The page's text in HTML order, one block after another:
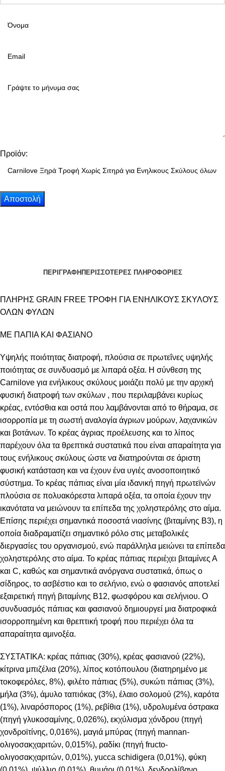
Προϊόν:
ΠΕΡΙΓΡΑΦΗ ΠΕΡΙΣΣΟΤΕΡΕΣ ΠΛΗΡΟΦΟΡΙΕΣ
ΠΛΗΡΗΣ GRAIN FREE ΤΡΟΦΗ ΓΙΑ ΕΝΗΛΙΚΟΥΣ ΣΚΥΛΟΥΣ
ΟΛΩΝ ΦΥΛΩΝ
ΜΕ ΠΑΠΙΑ ΚΑΙ ΦΑΣΙΑΝΟ
Υψηλής ποιότητας διατροφή, πλούσια σε πρωτεΐνες υψηλής
ποιότητας σε συνδυασμό με λιπαρά οξέα. Η σύνθεση της
Carnilove για ενήλικους σκύλους μοιάζει πολύ με την αρχική
φυσική διατροφή των σκύλων , που περιλαμβάνει κυρίως
κρέας, εντόσθια και οστά που λαμβάνονται από το θήραμα, σε
ισορροπία με τη σωστή αναλογία άγριων μούρων, λαχανικών
και βοτάνων. Το κρέας άγριας προέλευσης και το λίπος
παρέχουν όλα τα θρεπτικά συστατικά που είναι απαραίτητα για
τους ενήλικους σκύλους ώστε να διατηρούνται σε άριστη
φυσική κατάσταση και να έχουν ένα υγιές ανοσοποιητικό
σύστημα. Το κρέας πάπιας είναι μία ιδανική πηγή πρωτεϊνών
πλούσια σε πολυακόρεστα λιπαρά οξέα, τα οποία έχουν την
ικανότατα να μειώνουν τα επίπεδα της χοληστερόλης στο αίμα.
Επίσης περιέχει σημαντικά ποσοστά νιασίνης (βιταμίνης Β3), η
οποία διαδραματίζει σημαντικό ρόλο στις μεταβολικές
διεργασίες του οργανισμού, ενώ παράλληλα μειώνει τα επίπεδα
χοληστερόλης στο αίμα. Το κρέας πάπιας περιέχει βιταμίνες Α
και C, καθώς και σημαντικά ανόργανα συστατικά, όπως ο
σίδηρος, το ασβέστιο και το σελήνιο, ενώ ο φασιανός αποτελεί
εξαιρετική πηγή βιταμίνης Β12, φωσφόρου και σελήνιου. Ο
συνδυασμός πάπιας και φασιανού δημιουργεί μια διατροφικά
ισορροπημένη και θρεπτική τροφή που περιέχει όλα τα
απαραίτητα αμινοξέα.
ΣΥΣΤΑΤΙΚΑ: κρέας πάπιας (30%), κρέας φασιανού (22%),
κίτρινα μπιζέλια (20%), λίπος κοτόπουλου (διατηρημένο με
τοκοφερόλες, 8%), φιλέτο πάπιας (5%), συκώτι πάπιας (3%),
μήλα (3%), άμυλο ταπιόκας (3%), έλαιο σολομού (2%), καρότα
(1%), λιναρόσπορος (1%), ρεβίθια (1%), υδρολυμένα όστρακα
(πηγή γλυκοσαμίνης, 0,026%), εκχύλισμα χόνδρου (πηγή
χονδροϊτίνης, 0,016%), μαγιά μπύρας (πηγή mannan-
ολιγοσακχαριτών, 0,015%), ραδίκι (πηγή fructo-
ολιγοσακχαριτών, 0,01%), yucca schidigera (0,01%), φύκη